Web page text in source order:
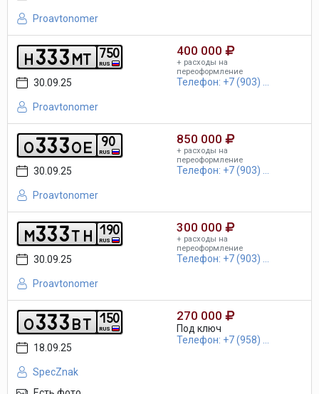
Proavtonomer
h333mt RUS
750
30.09.25
Proavtonomer
400 000
+ расходы на
переоформление
Телефон: +7 (903) ...
o333oe RUS
90
30.09.25
Proavtonomer
850 000
+ расходы на
переоформление
Телефон: +7 (903) ...
m333t h RUS
190
30.09.25
Proavtonomer
300 000
+ расходы на
переоформление
Телефон: +7 (903) ...
o333bt RUS
150
18.09.25
SpecZnak
270 000
Под ключ
Телефон: +7 (958) ...